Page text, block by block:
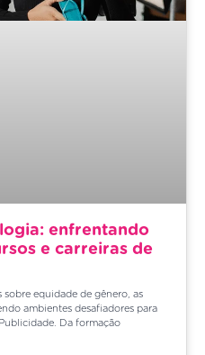
enfrentando
e carreiras de
sobre equidade de gênero, as
ambientes desafiadores para
Da formação